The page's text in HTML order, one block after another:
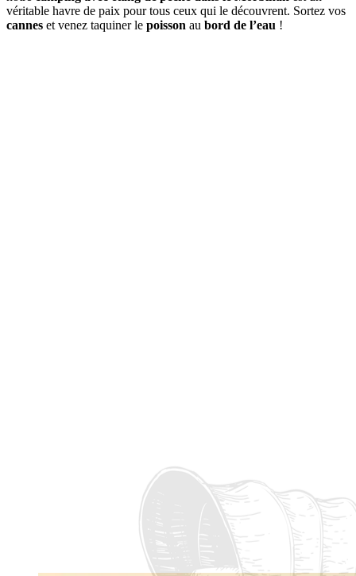
véritable havre de paix pour tous ceux qui le découvrent. Sortez vos
cannes et venez taquiner le poisson au bord de l’eau !